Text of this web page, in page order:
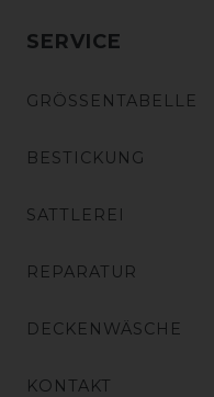
SERVICE
GRÖSSENTABELLE
BESTICKUNG
SATTLEREI
REPARATUR
DECKENWÄSCHE
KONTAKT